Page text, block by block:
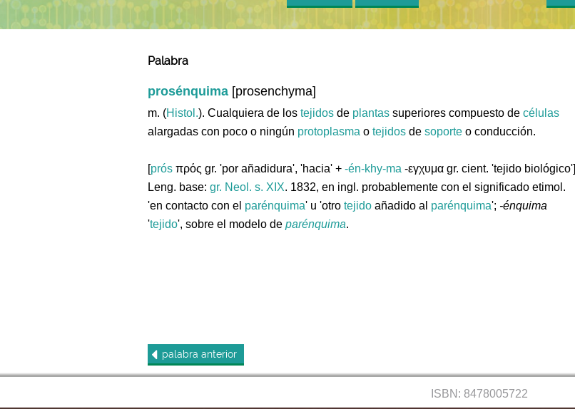
Palabra
prosénquima [prosenchyma]
m. (Histol.). Cualquiera de los tejidos de plantas superiores compuesto de células
alargadas con poco o ningún protoplasma o tejidos de soporte o conducción.
[prós πρός gr. 'por añadidura', 'hacia' + -én-khy-ma -εγχυμα gr. cient. 'tejido biológico']
Leng. base: gr. Neol. s. XIX. 1832, en ingl. probablemente con el significado etimol.
'en contacto con el parénquima' u 'otro tejido añadido al parénquima'; -énquima
'tejido', sobre el modelo de parénquima.
palabra anterior
ISBN: 8478005722